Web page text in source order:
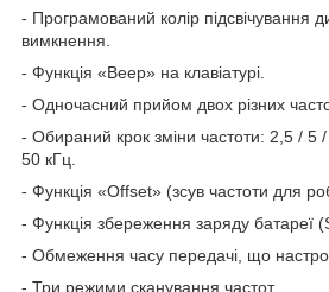
- Програмований колір підсвічування
вимкнення.
- Функція «Beep» на клавіатурі.
- Одночасний прийом двох різних
- Обираний крок зміни частоти: 2,5 / 5
50 кГц.
- Функція «Offset» (зсув частоти для
- Функція збереження заряду батареї
- Обмеження часу передачі, що
- Три режими сканування частот.